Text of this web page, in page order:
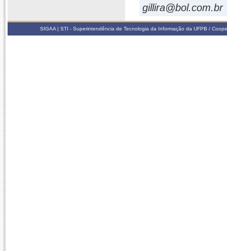
gillira@bol.com.br
SIGAA | STI - Superintendência de Tecnologia da Informação da UFPB /